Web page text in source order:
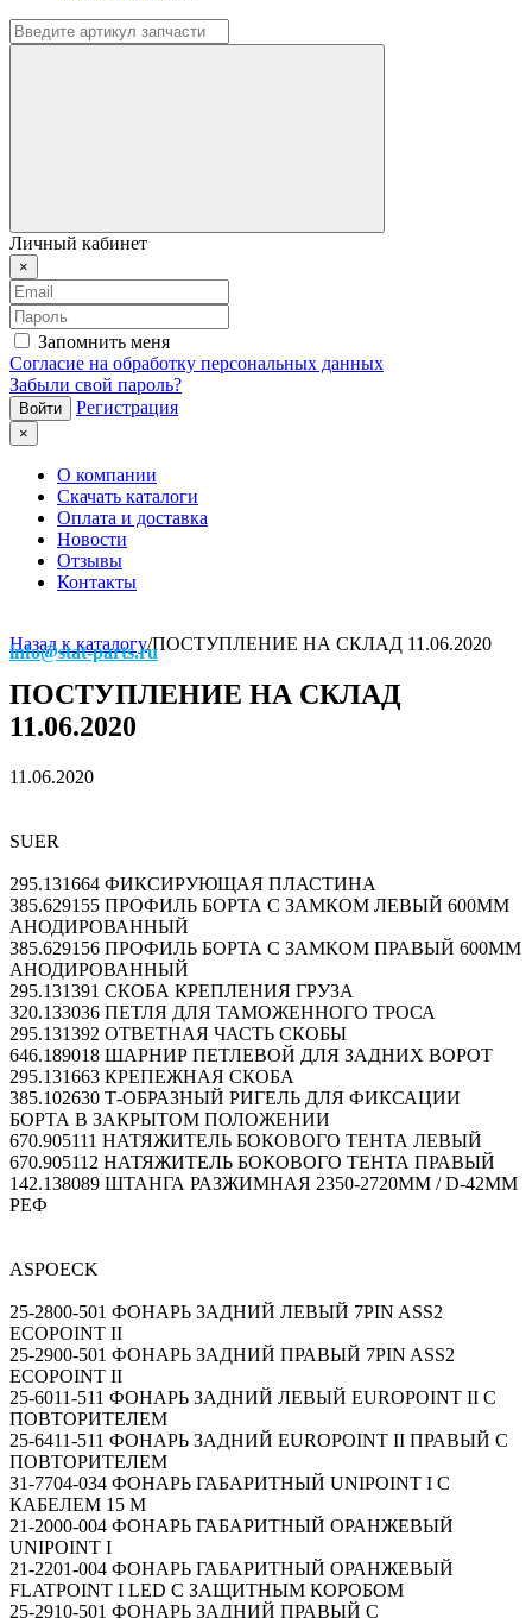
Личный кабинет
×
Запомнить меня
Согласие на обработку персональных данных
Забыли свой пароль?
Регистрация
×
О компании
Скачать каталоги
Оплата и доставка
Новости
Отзывы
Контакты
info@stat-parts.ru
Назад к каталогу/ПОСТУПЛЕНИЕ НА СКЛАД 11.06.2020
ПОСТУПЛЕНИЕ НА СКЛАД
11.06.2020
11.06.2020
SUER
295.131664 ФИКСИРУЮЩАЯ ПЛАСТИНА
385.629155 ПРОФИЛЬ БОРТА С ЗАМКОМ ЛЕВЫЙ 600ММ
АНОДИРОВАННЫЙ
385.629156 ПРОФИЛЬ БОРТА С ЗАМКОМ ПРАВЫЙ 600ММ
АНОДИРОВАННЫЙ
295.131391 СКОБА КРЕПЛЕНИЯ ГРУЗА
320.133036 ПЕТЛЯ ДЛЯ ТАМОЖЕННОГО ТРОСА
295.131392 ОТВЕТНАЯ ЧАСТЬ СКОБЫ
646.189018 ШАРНИР ПЕТЛЕВОЙ ДЛЯ ЗАДНИХ ВОРОТ
295.131663 КРЕПЕЖНАЯ СКОБА
385.102630 Т-ОБРАЗНЫЙ РИГЕЛЬ ДЛЯ ФИКСАЦИИ
БОРТА В ЗАКРЫТОМ ПОЛОЖЕНИИ
670.905111 НАТЯЖИТЕЛЬ БОКОВОГО ТЕНТА ЛЕВЫЙ
670.905112 НАТЯЖИТЕЛЬ БОКОВОГО ТЕНТА ПРАВЫЙ
142.138089 ШТАНГА РАЗЖИМНАЯ 2350-2720MM / D-42MM
РЕФ
ASPOECK
25-2800-501 ФОНАРЬ ЗАДНИЙ ЛЕВЫЙ 7PIN ASS2
ECOPOINT II
25-2900-501 ФОНАРЬ ЗАДНИЙ ПРАВЫЙ 7PIN ASS2
ECOPOINT II
25-6011-511 ФОНАРЬ ЗАДНИЙ ЛЕВЫЙ EUROPOINT II С
ПОВТОРИТЕЛЕМ
25-6411-511 ФОНАРЬ ЗАДНИЙ EUROPOINT II ПРАВЫЙ С
ПОВТОРИТЕЛЕМ
31-7704-034 ФОНАРЬ ГАБАРИТНЫЙ UNIPOINT I С
КАБЕЛЕМ 15 М
21-2000-004 ФОНАРЬ ГАБАРИТНЫЙ ОРАНЖЕВЫЙ
UNIPOINT I
21-2201-004 ФОНАРЬ ГАБАРИТНЫЙ ОРАНЖЕВЫЙ
FLATPOINT I LED С ЗАЩИТНЫМ КОРОБОМ
25-2910-501 ФОНАРЬ ЗАДНИЙ ПРАВЫЙ С